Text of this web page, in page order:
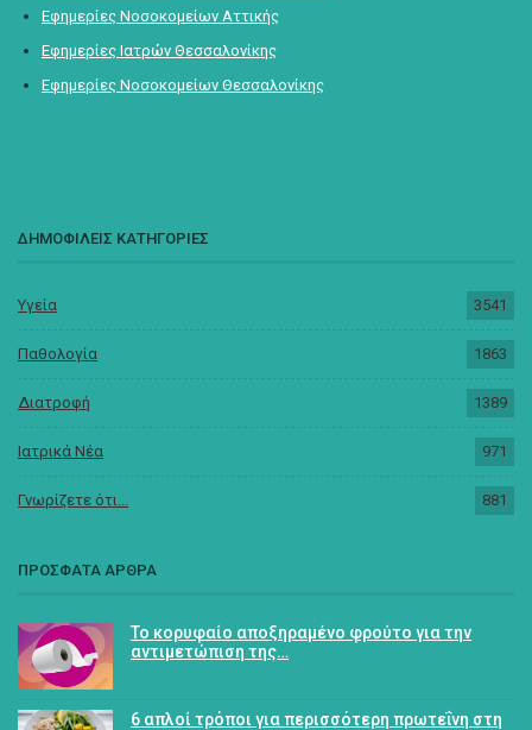
Εφημερίες Νοσοκομείων Αττικής
Εφημερίες Ιατρών Θεσσαλονίκης
Εφημερίες Νοσοκομείων Θεσσαλονίκης
ΔΗΜΟΦΙΛΕΙΣ ΚΑΤΗΓΟΡΙΕΣ
Υγεία 3541
Παθολογία 1863
Διατροφή 1389
Ιατρικά Νέα 971
Γνωρίζετε ότι... 881
ΠΡΟΣΦΑΤΑ ΑΡΘΡΑ
Το κορυφαίο αποξηραμένο φρούτο για την
αντιμετώπιση της…
6 απλοί τρόποι για περισσότερη πρωτεΐνη στη